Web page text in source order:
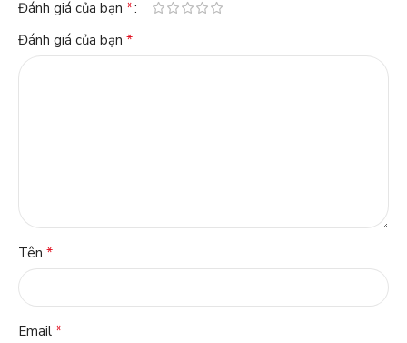
Đánh giá của bạn *
Đánh giá của bạn *
Tên *
Email *